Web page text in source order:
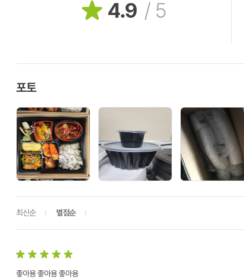
4.9 / 5
포토
최신순 별점순
좋아용 좋아용 좋아용